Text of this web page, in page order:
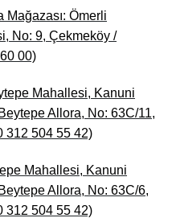
Mağazası: Ömerli
No: 9, Çekmeköy /
00)
Mahallesi, Kanuni
Allora, No: 63C/11,
312 504 55 42)
Mahallesi, Kanuni
Allora, No: 63C/6,
312 504 55 42)